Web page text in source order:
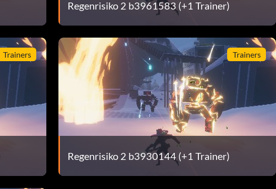
Regenrisiko 2 b3961583 (+1 Trainer)
Trainers Trainers
Regenrisiko 2 b3930144 (+1 Trainer)